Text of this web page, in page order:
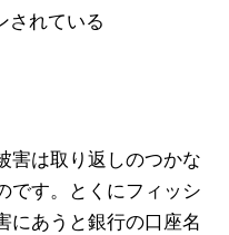
されている
害は取り返しのつかな
です。とくにフィッシ
にあうと銀行の口座名